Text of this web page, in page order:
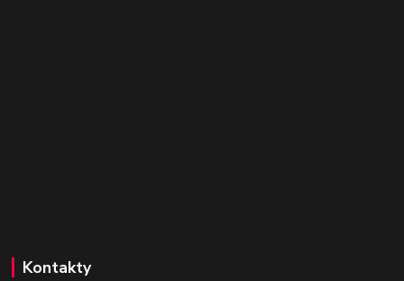
Kontakty